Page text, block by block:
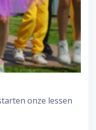
onze lessen